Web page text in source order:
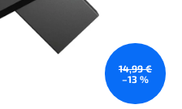
14,99 €
–13 %